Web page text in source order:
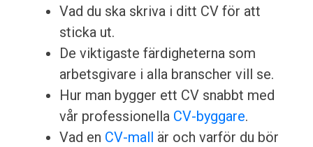
Vad du ska skriva i ditt CV för att
sticka ut.
De viktigaste färdigheterna som
arbetsgivare i alla branscher vill se.
Hur man bygger ett CV snabbt med
vår professionella CV-byggare.
Vad en CV-mall är och varför du bör